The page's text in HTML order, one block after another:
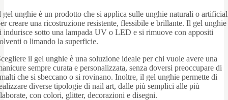
gel unghie è un prodotto che si applica sulle unghie naturali o
creare una ricostruzione resistente, flessibile e brillante. Il gel unghie
indurisce sotto una lampada UV o LED e si rimuove con appositi
o limando la superficie.
il gel unghie è una soluzione ideale per chi vuole avere una
sempre curata e personalizzata, senza doversi preoccupare di
che si sbeccano o si rovinano. Inoltre, il gel unghie permette di
diverse tipologie di nail art, dalle più semplici alle più
con colori, glitter, decorazioni e disegni.